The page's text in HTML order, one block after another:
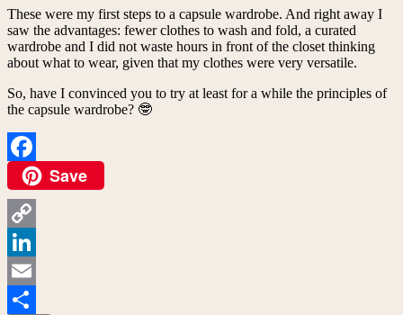
These were my first steps to a capsule wardrobe. And right away I
saw the advantages: fewer clothes to wash and fold, a curated
wardrobe and I did not waste hours in front of the closet thinking
about what to wear, given that my clothes were very versatile.
So, have I convinced you to try at least for a while the principles of
the capsule wardrobe? 🤓
FacebookSave
Copy
Link
LinkedIn
Email